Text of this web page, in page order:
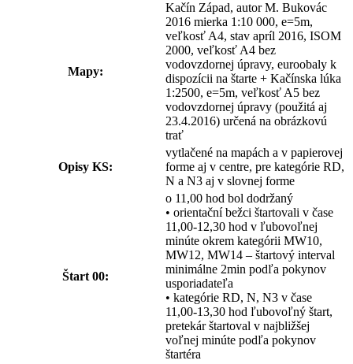
Mapy:
Kačín Západ, autor M. Bukovác
2016 mierka 1:10 000, e=5m,
veľkosť A4, stav apríl 2016, ISOM
2000, veľkosť A4 bez
vodovzdornej úpravy, euroobaly k
dispozícii na štarte + Kačínska lúka
1:2500, e=5m, veľkosť A5 bez
vodovzdornej úpravy (použitá aj
23.4.2016) určená na obrázkovú
trať
Opisy KS:
vytlačené na mapách a v papierovej
forme aj v centre, pre kategórie RD,
N a N3 aj v slovnej forme
Štart 00:
o 11,00 hod bol dodržaný
• orientační bežci štartovali v čase
11,00-12,30 hod v ľubovoľnej
minúte okrem kategórii MW10,
MW12, MW14 – štartový interval
minimálne 2min podľa pokynov
usporiadateľa
• kategórie RD, N, N3 v čase
11,00-13,30 hod ľubovoľný štart,
pretekár štartoval v najbližšej
voľnej minúte podľa pokynov
štartéra